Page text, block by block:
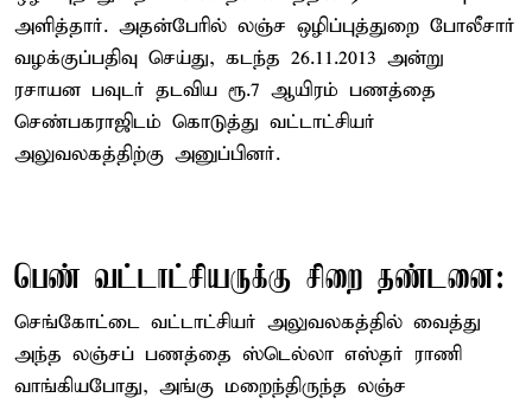
அளித்தார். அதன்பேரில் லஞ்ச ஒழிப்புத்துறை போலீசார்
வழக்குப்பதிவு செய்து, கடந்த 26.11.2013 அன்று
ரசாயன பவுடர் தடவிய ரூ.7 ஆயிரம் பணத்தை
செண்பகராஜிடம் கொடுத்து வட்டாட்சியர்
அலுவலகத்திற்கு அனுப்பினர்.
பெண் வட்டாட்சியருக்கு சிறை தண்டனை:
செங்கோட்டை வட்டாட்சியர் அலுவலகத்தில் வைத்து
அந்த லஞ்சப் பணத்தை ஸ்டெல்லா எஸ்தர் ராணி
வாங்கியபோது, அங்கு மறைந்திருந்த லஞ்ச